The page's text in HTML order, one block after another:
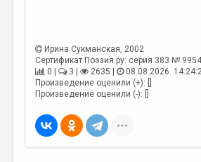
ОБЗОР ЛИТЕРАТУРЫ
СТРАНИЦЫ ПАМЯТИ
ОБЪЯВЛЕНИЯ
КОЛОНКА РЕДАКТОРА
РЕДКОЛЛЕГИЯ
Ирина Сукманская, 2002
Сертификат Поэзия.ру: серия 383 №
0 |
3 | 2635 |
08.08.2026.
Произведение оценили (+): []
Произведение оценили (-): []